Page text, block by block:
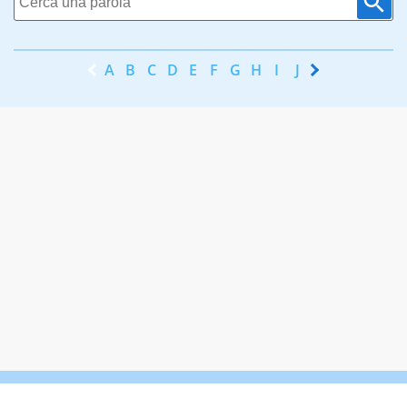
A B C D E F G H I J K